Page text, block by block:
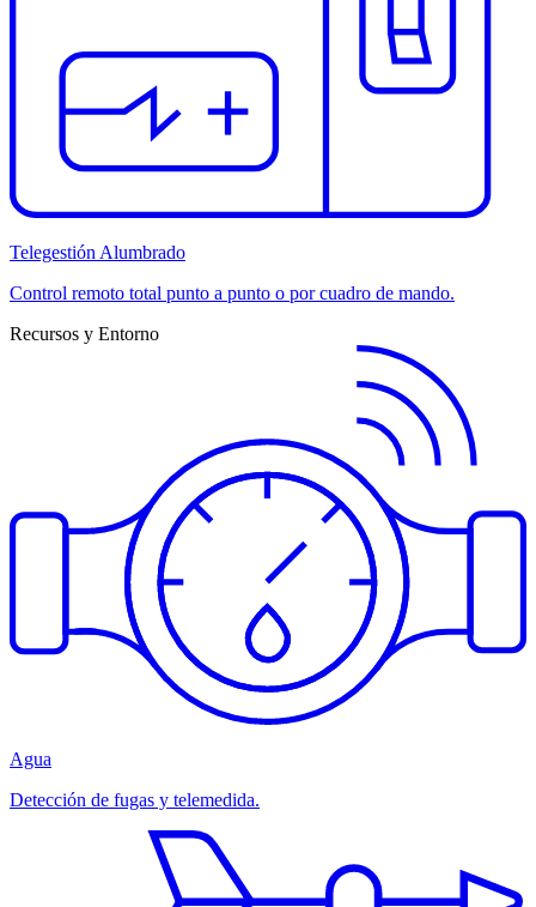
Telegestión Alumbrado
Control remoto total punto a punto o por cuadro de mando.
Recursos y Entorno
Agua
Detección de fugas y telemedida.